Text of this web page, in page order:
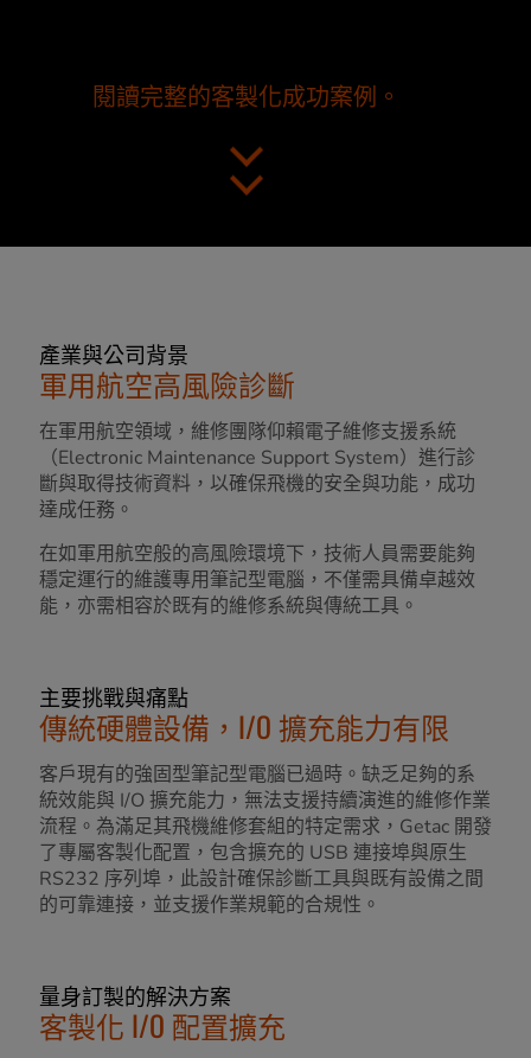
閱讀完整的客製化成功案例。
產業與公司背景
軍用航空高風險診斷
在軍用航空領域，維修團隊仰賴電子維修支援系統
（Electronic Maintenance Support System）進行診
斷與取得技術資料，以確保飛機的安全與功能，成功
達成任務。
在如軍用航空般的高風險環境下，技術人員需要能夠
穩定運行的維護專用筆記型電腦，不僅需具備卓越效
能，亦需相容於既有的維修系統與傳統工具。
主要挑戰與痛點
傳統硬體設備，I/O 擴充能力有限
客戶現有的強固型筆記型電腦已過時。缺乏足夠的系
統效能與 I/O 擴充能力，無法支援持續演進的維修作業
流程。為滿足其飛機維修套組的特定需求，Getac 開發
了專屬客製化配置，包含擴充的 USB 連接埠與原生
RS232 序列埠，此設計確保診斷工具與既有設備之間
的可靠連接，並支援作業規範的合規性。
量身訂製的解決方案
客製化 I/O 配置擴充